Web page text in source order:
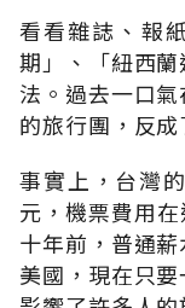
看看雜誌、報
期」、「紐西
法。過去一口
的旅行團，反成
事實上，台灣
元，機票費用
十年前，普通
美國，現在只